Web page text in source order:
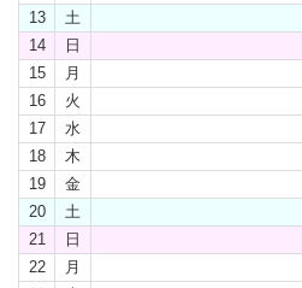
13
土
14
日
15
月
16
火
17
水
18
木
19
金
20
土
21
日
22
月